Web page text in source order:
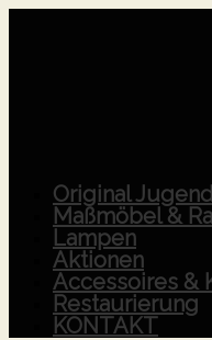
Original
Maßmöbel &
Lampen
Aktionen
Accessoires &
Restaurierung
KONTAKT